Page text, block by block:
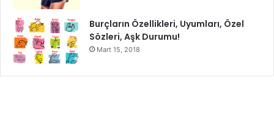
Burçların Özellikleri, Uyumları, Özel
Sözleri, Aşk Durumu!
Mart 15, 2018